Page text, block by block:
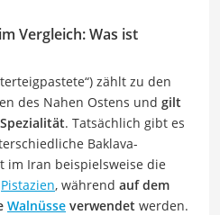
Vergleich: Was ist
zählt zu den
des Nahen Ostens und gilt
. Tatsächlich gibt es
Baklava-
im Iran beispielsweise die
Pistazien, während auf dem
Walnüsse verwendet werden.